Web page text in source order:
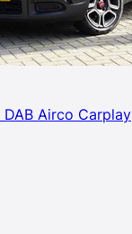
Airco Carplay